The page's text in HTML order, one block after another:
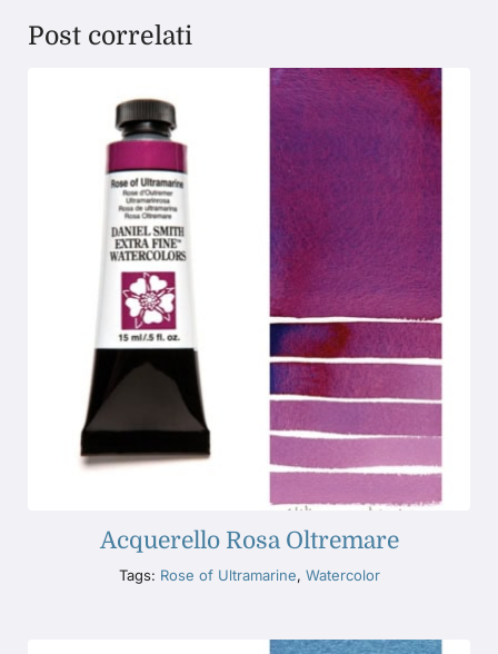
Post correlati
Acquerello Rosa Oltremare
Tags: Rose of Ultramarine, Watercolor